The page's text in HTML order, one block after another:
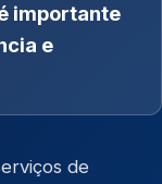
importante
e
de